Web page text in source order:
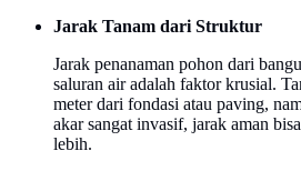
Jarak Tanam dari Struktur
Jarak penanaman pohon dari
saluran air adalah faktor krusial.
meter dari fondasi atau paving,
akar sangat invasif, jarak aman
lebih.